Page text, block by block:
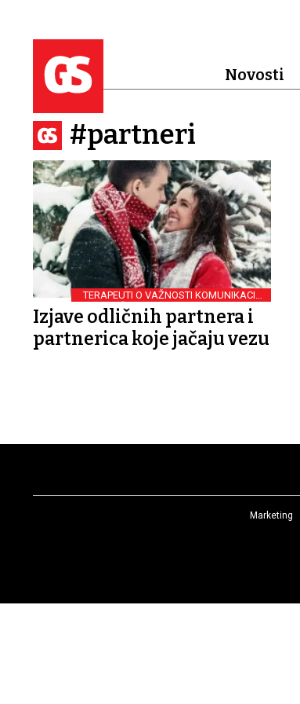
Novosti
#partneri
TERAPEUTI O VAŽNOSTI KOMUNIKACIJE
MEĐU ZALJUBLJENIM STRANAMA
Izjave odličnih partnera i
partnerica koje jačaju vezu
Marketing